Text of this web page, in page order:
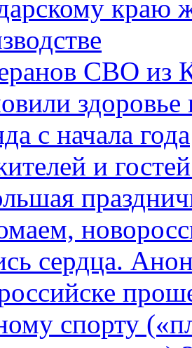
краю
СВО из
с начала года
и
сердца.
спорту